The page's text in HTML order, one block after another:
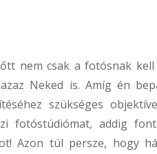
nem csak a fotósnak kell
Neked is. Amíg én
szükséges
fotóstúdiómat, addig
Azon túl persze, hogy